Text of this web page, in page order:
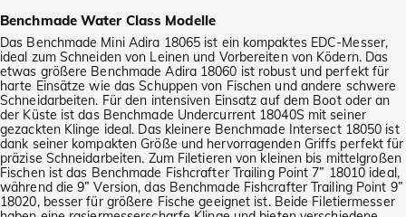
Benchmade Water Class Modelle
Das Benchmade Mini Adira 18065 ist ein kompaktes EDC-Messer,
ideal zum Schneiden von Leinen und Vorbereiten von Ködern. Das
etwas größere Benchmade Adira 18060 ist robust und perfekt für
harte Einsätze wie das Schuppen von Fischen und andere schwere
Schneidarbeiten. Für den intensiven Einsatz auf dem Boot oder an
der Küste ist das Benchmade Undercurrent 18040S mit seiner
gezackten Klinge ideal. Das kleinere Benchmade Intersect 18050 ist
dank seiner kompakten Größe und hervorragenden Griffs perfekt für
präzise Schneidarbeiten. Zum Filetieren von kleinen bis mittelgroßen
Fischen ist das Benchmade Fishcrafter Trailing Point 7” 18010 ideal,
während die 9” Version, das Benchmade Fishcrafter Trailing Point 9”
18020, besser für größere Fische geeignet ist. Beide Filetiermesser